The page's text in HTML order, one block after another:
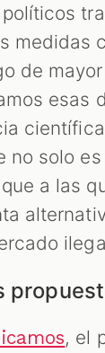
medidas
de
esas
no solo
a las
, el